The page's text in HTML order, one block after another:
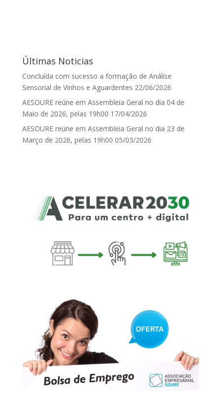
Últimas Noticias
Concluída com sucesso a formação de Análise
Sensorial de Vinhos e Aguardentes 22/06/2026
AESOURE reúne em Assembleia Geral no dia 04 de
Maio de 2026, pelas 19h00 17/04/2026
AESOURE reúne em Assembleia Geral no dia 23 de
Março de 2026, pelas 19h00 05/03/2026